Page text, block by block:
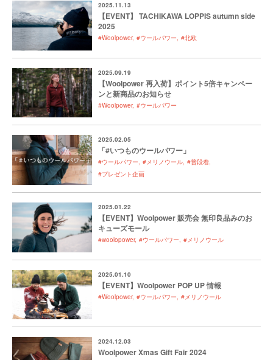
2025.11.13
【EVENT】 TACHIKAWA LOPPIS autumn side
2025
#Woolpower #ウールパワー #北欧
2025.09.19
【Woolpower 再入荷】ポイント5倍キャンペー
ンと新商品のお知らせ
#Woolpower #ウールパワー
2025.02.05
「#いつものウールパワー」
#ウールパワー #メリノウール #普段着
#プレゼント企画
2025.01.22
【EVENT】Woolpower 販売会 無印良品みのお
キューズモール
#woolopower #ウールパワー #メリノウール
2025.01.10
【EVENT】Woolpower POP UP 情報
#Woolpower #ウールパワー #メリノウール
2024.12.03
Woolpower Xmas Gift Fair 2024